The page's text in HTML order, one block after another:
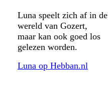
Luna speelt zich af in de
wereld van Gozert,
maar kan ook goed los
gelezen worden.
Luna op Hebban.nl